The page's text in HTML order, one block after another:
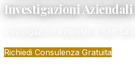
Investigazioni Aziendali
Richiedi Consulenza Gratuita